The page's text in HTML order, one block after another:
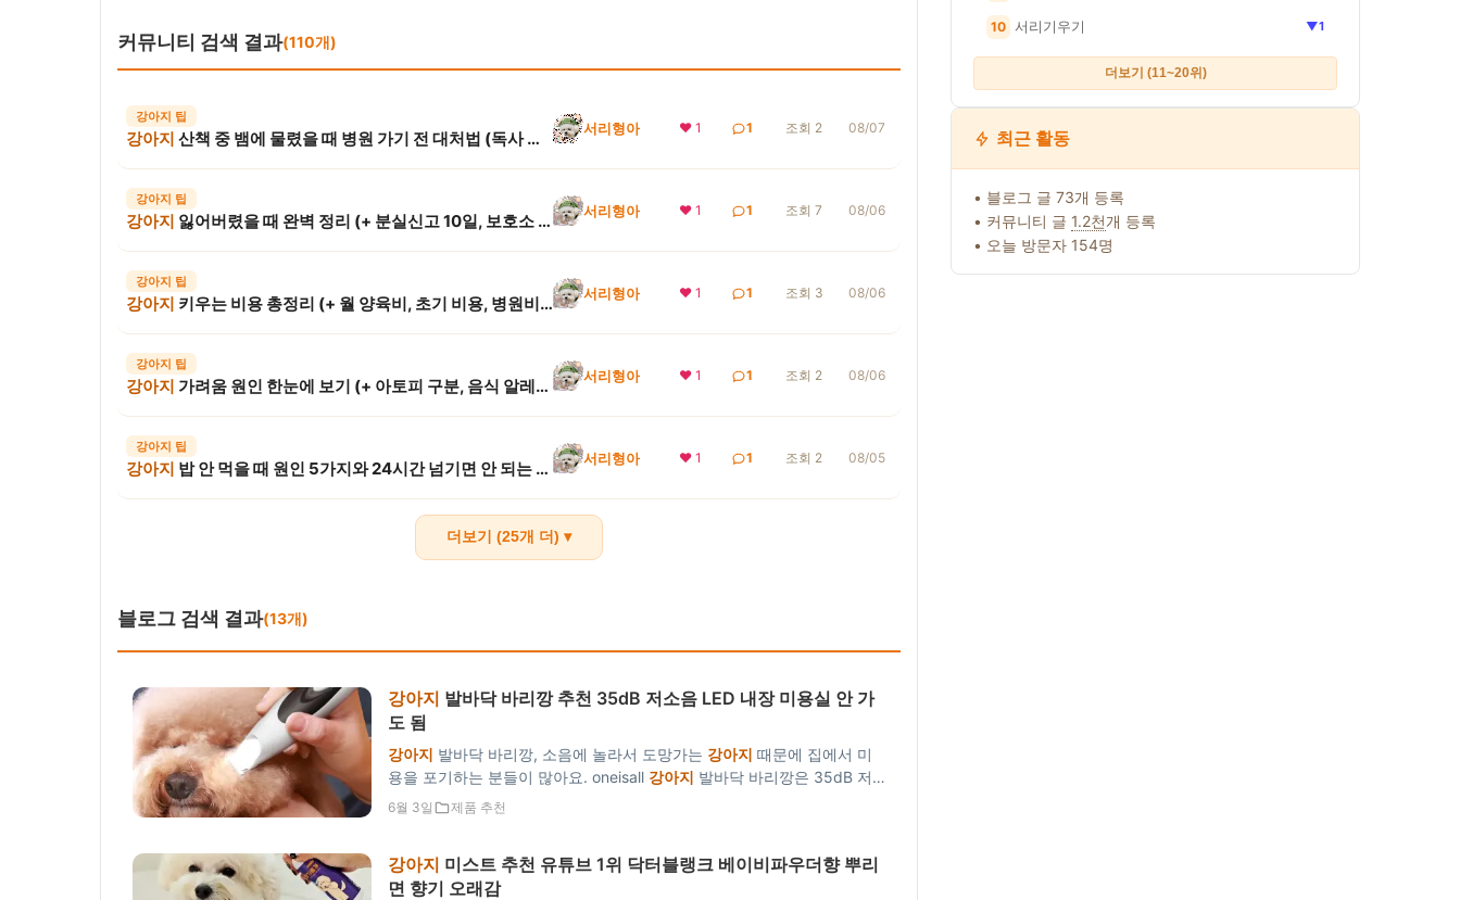
블로그 검색 결과(13개)
강아지 발바닥 바리깡 추천 35dB 저소음 LED 내장 미용실 안 가
도 됨
강아지 발바닥 바리깡, 소음에 놀라서 도망가는 강아지 때문에 집에서 미
용을 포기하는 분들이 많아요. oneisall 강아지 발바닥 바리깡은 35dB 저
소음에 LED 조명까지 내장돼 있어서 좁은 발바닥을 정확하게 보면서 집에
6월 3일 제품 추천
강아지 미스트 추천 유튜브 1위 닥터블랭크 베이비파우더향 뿌리
면 향기 오래감
커뮤니티 검색 결과(110개)
강아지 팁
강아지 산책 중 뱀에 물렸을 때 병원 가기 전 대처법 (독사 구분, 절대 금지 행동, 항독...
서리형아 ❤ 1 1 조회 2 08/07
강아지 팁
강아지 잃어버렸을 때 완벽 정리 (+ 분실신고 10일, 보호소 공고, 인식표, 반환 절차)
서리형아 ❤ 1 1 조회 7 08/06
강아지 팁
강아지 키우는 비용 총정리 (+ 월 양육비, 초기 비용, 병원비, 1년 총액 계산)
서리형아 ❤ 1 1 조회 3 08/06
강아지 팁
강아지 가려움 원인 한눈에 보기 (+ 아토피 구분, 음식 알레르기, 제한식이 8주, 병원 ...
서리형아 ❤ 1 1 조회 2 08/06
강아지 팁
강아지 밥 안 먹을 때 원인 5가지와 24시간 넘기면 안 되는 이유
서리형아 ❤ 1 1 조회 2 08/05
더보기 (25개 더) ▾
10 서리기우기 ▼1
더보기 (11~20위)
최근 활동
• 블로그 글 73개 등록
• 커뮤니티 글 1.2천개 등록
• 오늘 방문자 154명